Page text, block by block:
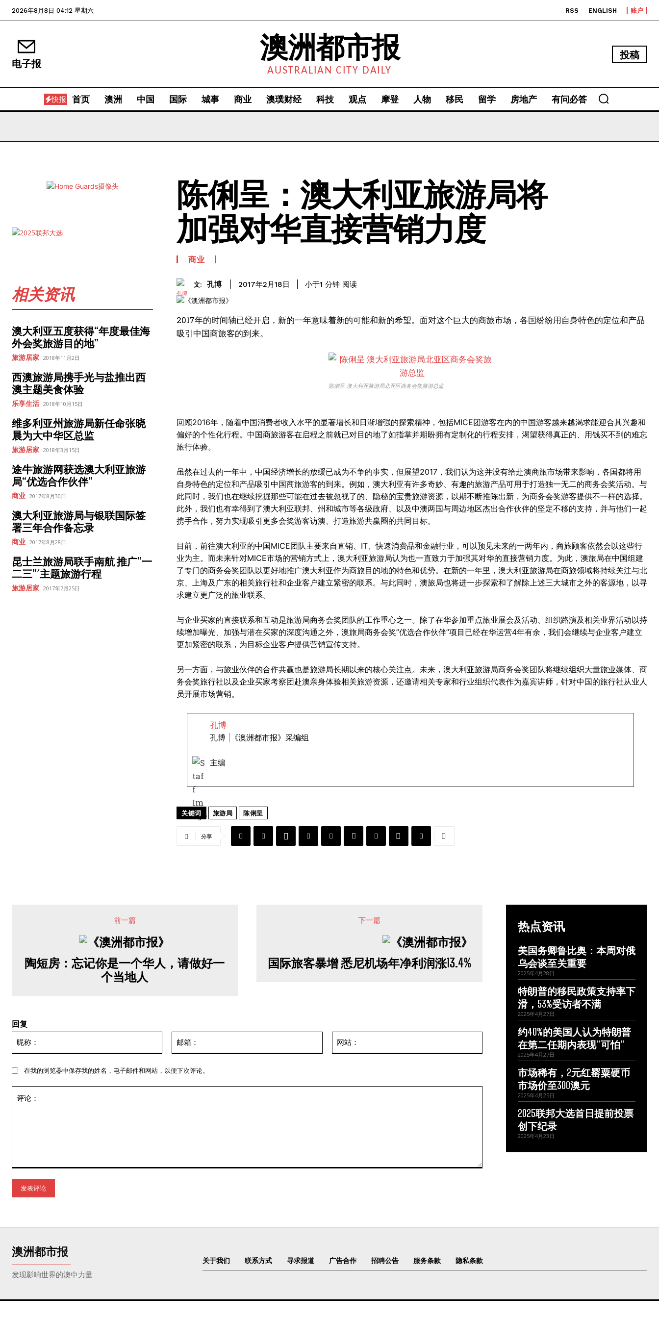
2026年8月8日 04:12 星期六 RSS ENGLISH 账户
电子报 澳洲都市报
AUSTRALIAN CITY DAILY
投稿
快报 首页 澳洲 中国 国际 城事 商业 澳璞财经 科技 观点 摩登 人物 移民 留学 房地产 有问必答
相关资讯
澳大利亚五度获得“年度最佳海
外会奖旅游目的地”
旅游居家 2018年11月2日
西澳旅游局携手光与盐推出西
澳主题美食体验
乐享生活 2018年10月15日
维多利亚州旅游局新任命张晓
晨为大中华区总监
旅游居家 2018年3月15日
途牛旅游网获选澳大利亚旅游
局“优选合作伙伴”
商业 2017年8月30日
澳大利亚旅游局与银联国际签
署三年合作备忘录
商业 2017年8月28日
昆士兰旅游局联手南航 推广”一
二三”ˊ主题旅游行程
旅游居家 2017年7月25日
陈俐呈：澳大利亚旅游局将
加强对华直接营销力度
商业
文: 孔博 2017年2月18日 小于1 分钟 阅读
2017年的时间轴已经开启，新的一年意味着新的可能和新的希望。面对这个巨大的商旅市场，各国纷纷用自身特色的定位和产品
吸引中国商旅客的到来。
陈俐呈 澳大利亚旅游局北亚区商务会奖旅游总监
回顾2016年，随着中国消费者收入水平的显著增长和日渐增强的探索精神，包括MICE团游客在内的中国游客越来越渴求能迎合其兴趣和
偏好的个性化行程。中国商旅游客在启程之前就已对目的地了如指掌并期盼拥有定制化的行程安排，渴望获得真正的、用钱买不到的难忘
旅行体验。
虽然在过去的一年中，中国经济增长的放缓已成为不争的事实，但展望2017，我们认为这并没有给赴澳商旅市场带来影响，各国都将用
自身特色的定位和产品吸引中国商旅游客的到来。例如，澳大利亚有许多奇妙、有趣的旅游产品可用于打造独一无二的商务会奖活动。与
此同时，我们也在继续挖掘那些可能在过去被忽视了的、隐秘的宝贵旅游资源，以期不断推陈出新，为商务会奖游客提供不一样的选择。
此外，我们也有幸得到了澳大利亚联邦、州和城市等各级政府、以及中澳两国与周边地区杰出合作伙伴的坚定不移的支持，并与他们一起
携手合作，努力实现吸引更多会奖游客访澳、打造旅游共赢圈的共同目标。
目前，前往澳大利亚的中国MICE团队主要来自直销、IT、快速消费品和金融行业，可以预见未来的一两年内，商旅顾客依然会以这些行
业为主。而未来针对MICE市场的营销方式上，澳大利亚旅游局认为也一直致力于加强其对华的直接营销力度。为此，澳旅局在中国组建
了专门的商务会奖团队以更好地推广澳大利亚作为商旅目的地的特色和优势。在新的一年里，澳大利亚旅游局在商旅领域将持续关注与北
京、上海及广东的相关旅行社和企业客户建立紧密的联系。与此同时，澳旅局也将进一步探索和了解除上述三大城市之外的客源地，以寻
求建立更广泛的旅业联系。
与企业买家的直接联系和互动是旅游局商务会奖团队的工作重心之一。除了在华参加重点旅业展会及活动、组织路演及相关业界活动以持
续增加曝光、加强与潜在买家的深度沟通之外，澳旅局商务会奖”优选合作伙伴”项目已经在华运营4年有余，我们会继续与企业客户建立
更加紧密的联系，为目标企业客户提供营销宣传支持。
另一方面，与旅业伙伴的合作共赢也是旅游局长期以来的核心关注点。未来，澳大利亚旅游局商务会奖团队将继续组织大量旅业媒体、商
务会奖旅行社以及企业买家考察团赴澳亲身体验相关旅游资源，还邀请相关专家和行业组织代表作为嘉宾讲师，针对中国的旅行社从业人
员开展市场营销。
孔博
孔博 |《澳洲都市报》采编组
主编
关键词 旅游局 陈俐呈
分享
前一篇
陶短房：忘记你是一个华人，请做好一
个当地人
下一篇
国际旅客暴增 悉尼机场年净利润涨13.4%
回复
论：
在我的浏览器中保存我的姓名，电子邮件和网站，以便下次评论。
热点资讯
美国务卿鲁比奥：本周对俄
乌会谈至关重要
2025年4月28日
特朗普的移民政策支持率下
滑，53%受访者不满
2025年4月27日
约40%的美国人认为特朗普
在第二任期内表现“可怕”
2025年4月27日
市场稀有，2元红罂粟硬币
市场价至300澳元
2025年4月25日
2025联邦大选首日提前投票
创下纪录
2025年4月23日
澳洲都市报
发现影响世界的澳中力量
关于我们 联系方式 寻求报道 广告合作 招聘公告 服务条款 隐私条款